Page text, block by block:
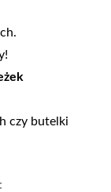
czy butelki